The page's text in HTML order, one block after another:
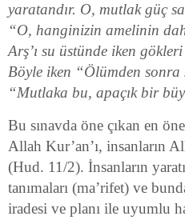
yaratandır. O, mutlak güç
“O, hanginizin amelinin
Arş’ı su üstünde iken
Böyle iken “Ölümden sonra
“Mutlaka bu, apaçık bir
Bu sınavda öne çıkan en
Allah Kur’an’ı, insanların
(Hud. 11/2). İnsanların
tanımaları (ma’rifet) ve
iradesi ve planı ile uyumlu